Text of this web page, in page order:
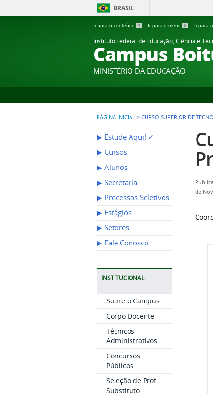
BRASIL
Ir para o conteúdo 1 Ir para o menu 2 Ir para
Instituto Federal de Educação, Ciência e
Campus
MINISTÉRIO DA EDUCAÇÃO
PÁGINA INICIAL > CURSO SUPERIOR DE
▶︎ Estude Aqui! ✓
▶︎ Cursos
▶︎ Alunos
▶︎ Secretaria
▶︎ Processos Seletivos
▶︎ Estágios
▶︎ Setores
▶︎ Fale Conosco
INSTITUCIONAL
Sobre o Campus
Corpo Docente
Técnicos
Administrativos
Concursos
Públicos
Seleção de Prof.
Substituto
de